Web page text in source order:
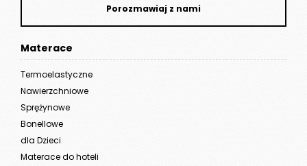
Porozmawiaj z nami
Materace
Termoelastyczne
Nawierzchniowe
Sprężynowe
Bonellowe
dla Dzieci
Materace do hoteli